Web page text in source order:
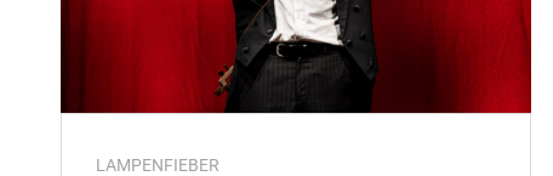
Cat
LAMPENFIEBER